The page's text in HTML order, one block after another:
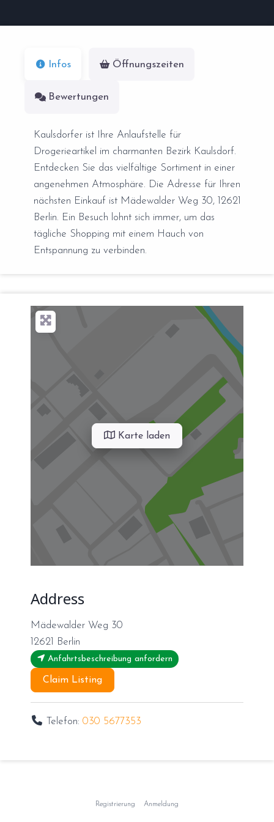
Infos Öffnungszeiten
Bewertungen
Kaulsdorfer ist Ihre Anlaufstelle für
Drogerieartikel im charmanten Bezirk Kaulsdorf.
Entdecken Sie das vielfältige Sortiment in einer
angenehmen Atmosphäre. Die Adresse für Ihren
nächsten Einkauf ist Mädewalder Weg 30, 12621
Berlin. Ein Besuch lohnt sich immer, um das
tägliche Shopping mit einem Hauch von
Entspannung zu verbinden.
Karte laden
Address
Mädewalder Weg 30
12621
Berlin
Anfahrtsbeschreibung anfordern
Claim Listing
Telefon:030 5677353
Registrierung Anmeldung